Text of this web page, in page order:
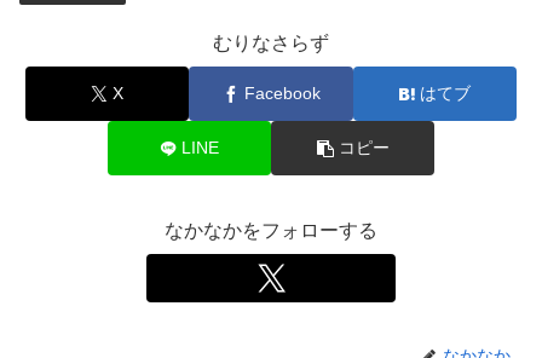
むりなさらず
X Facebook はてブ
LINE コピー
なかなかをフォローする